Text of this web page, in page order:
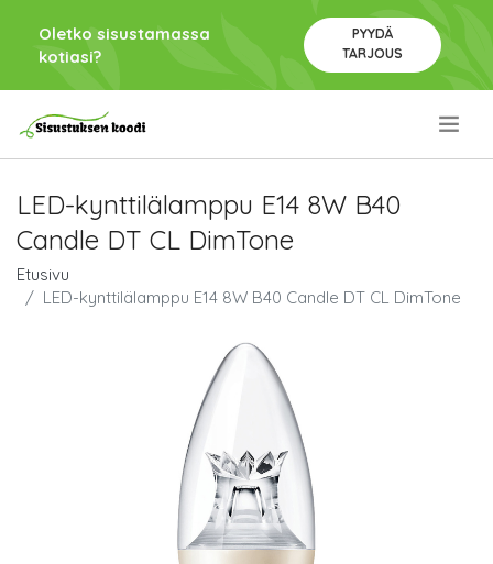
Oletko sisustamassa
kotiasi?
PYYDÄ
TARJOUS
LED-kynttilälamppu E14 8W B40
Candle DT CL DimTone
Etusivu
LED-kynttilälamppu E14 8W B40 Candle DT CL DimTone